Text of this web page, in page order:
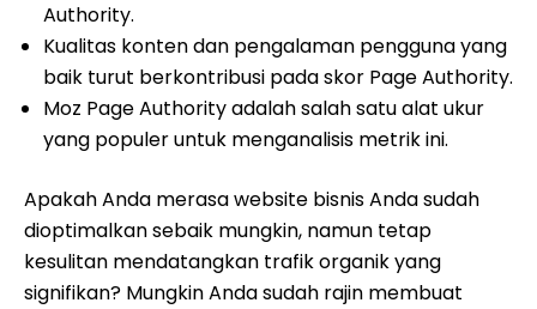
Authority.
Kualitas konten dan pengalaman pengguna yang
baik turut berkontribusi pada skor Page Authority.
Moz Page Authority adalah salah satu alat ukur
yang populer untuk menganalisis metrik ini.
Apakah Anda merasa website bisnis Anda sudah
dioptimalkan sebaik mungkin, namun tetap
kesulitan mendatangkan trafik organik yang
signifikan? Mungkin Anda sudah rajin membuat